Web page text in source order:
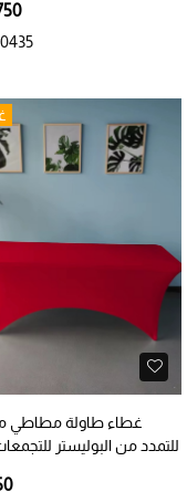
غطاء طاولة مطاطي
للتمدد من البوليستر